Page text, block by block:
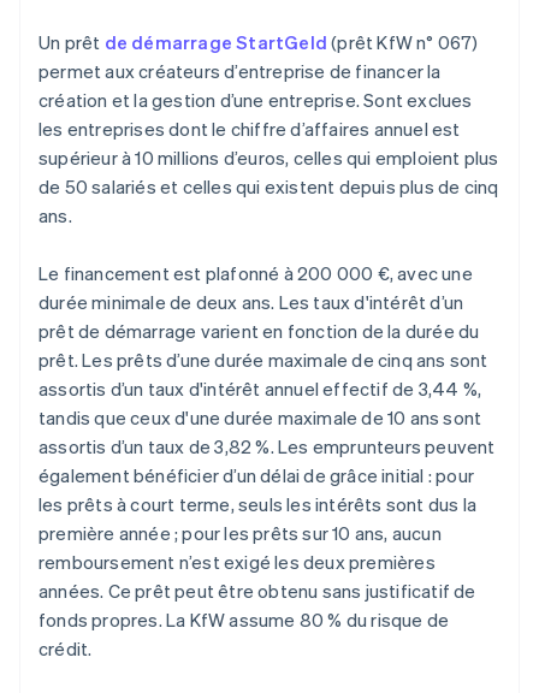
Un prêt de démarrage StartGeld (prêt KfW n° 067)
permet aux créateurs d’entreprise de financer la
création et la gestion d’une entreprise. Sont exclues
les entreprises dont le chiffre d’affaires annuel est
supérieur à 10 millions d’euros, celles qui emploient plus
de 50 salariés et celles qui existent depuis plus de cinq
ans.
Le financement est plafonné à 200 000 €, avec une
durée minimale de deux ans. Les taux d'intérêt d’un
prêt de démarrage varient en fonction de la durée du
prêt. Les prêts d’une durée maximale de cinq ans sont
assortis d’un taux d'intérêt annuel effectif de 3,44 %,
tandis que ceux d'une durée maximale de 10 ans sont
assortis d’un taux de 3,82 %. Les emprunteurs peuvent
également bénéficier d’un délai de grâce initial : pour
les prêts à court terme, seuls les intérêts sont dus la
première année ; pour les prêts sur 10 ans, aucun
remboursement n’est exigé les deux premières
années. Ce prêt peut être obtenu sans justificatif de
fonds propres. La KfW assume 80 % du risque de
crédit.